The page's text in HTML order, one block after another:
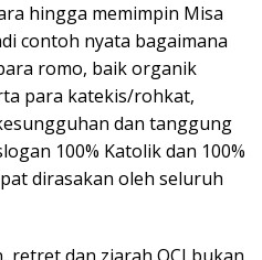
hingga memimpin Misa
contoh nyata bagaimana
romo, baik organik
para katekis/rohkat,
dan tanggung
100% Katolik dan 100%
dirasakan oleh seluruh